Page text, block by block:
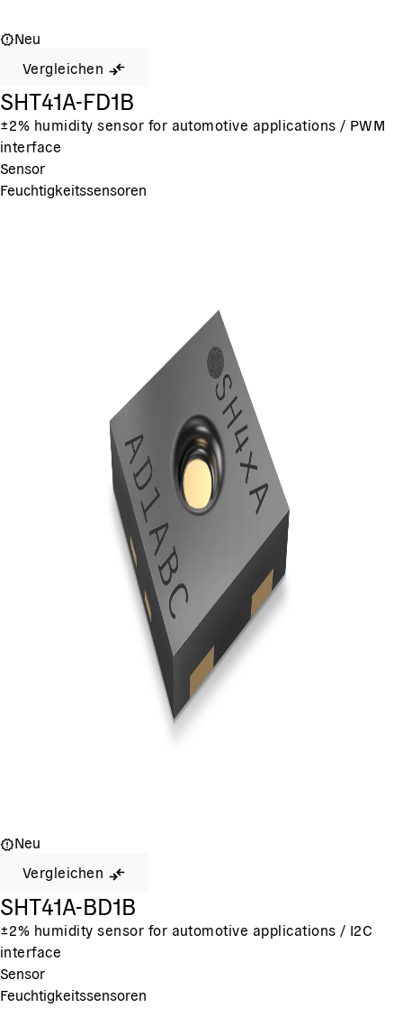
Neu
Vergleichen
SHT41A-FD1B
±2% humidity sensor for automotive applications / PWM
interface
Sensor
Feuchtigkeitssensoren
Neu
Vergleichen
SHT41A-BD1B
±2% humidity sensor for automotive applications / I2C
interface
Sensor
Feuchtigkeitssensoren